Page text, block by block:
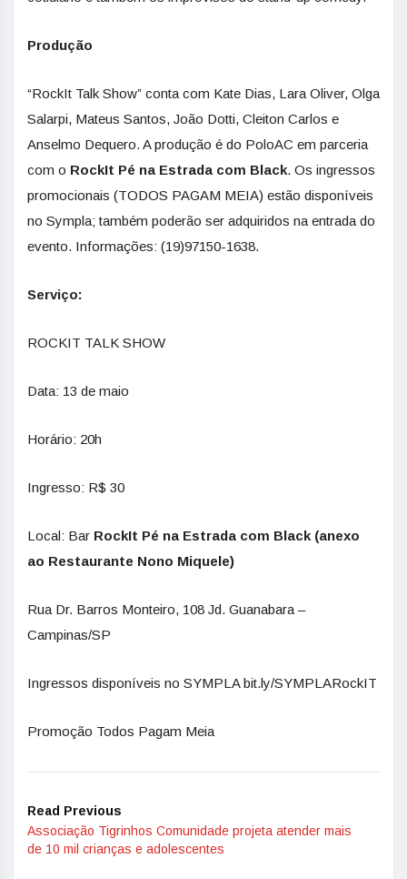
Produção
“RockIt Talk Show” conta com Kate Dias, Lara Oliver, Olga
Salarpi, Mateus Santos, João Dotti, Cleiton Carlos e
Anselmo Dequero. A produção é do PoloAC em parceria
com o RockIt Pé na Estrada com Black. Os ingressos
promocionais (TODOS PAGAM MEIA) estão disponíveis
no Sympla; também poderão ser adquiridos na entrada do
evento. Informações: (19)97150-1638.
Serviço:
ROCKIT TALK SHOW
Data: 13 de maio
Horário: 20h
Ingresso: R$ 30
Local: Bar RockIt Pé na Estrada com Black (anexo
ao Restaurante Nono Miquele)
Rua Dr. Barros Monteiro, 108 Jd. Guanabara –
Campinas/SP
Ingressos disponíveis no SYMPLA bit.ly/SYMPLARockIT
Promoção Todos Pagam Meia
Read Previous
Associação Tigrinhos Comunidade projeta atender mais
de 10 mil crianças e adolescentes